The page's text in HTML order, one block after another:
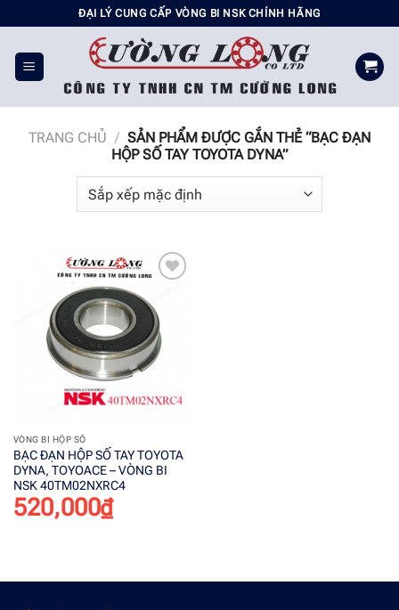
đến
nội
dung
ĐẠI LÝ CUNG CẤP VÒNG BI NSK CHÍNH HÃNG
TRANG CHỦ / SẢN PHẨM ĐƯỢC GẮN THẺ “BẠC ĐẠN
HỘP SỐ TAY TOYOTA DYNA”
Add to
wishlist
VÒNG BI HỘP SỐ
BẠC ĐẠN HỘP SỐ TAY TOYOTA
DYNA, TOYOACE – VÒNG BI
NSK 40TM02NXRC4
520,000₫